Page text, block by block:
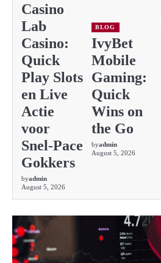
Casino
Lab
Casino:
Quick
Play Slots
en Live
Actie
voor
Snel‑Pace
Gokkers
byadmin
August 5, 2026
BLOG
IvyBet
Mobile
Gaming:
Quick
Wins on
the Go
byadmin
August 5, 2026